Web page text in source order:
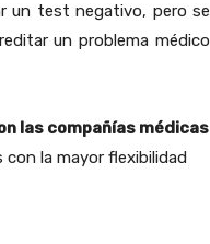
un test negativo, pero se
un problema médico
las compañías médicas
con la mayor flexibilidad